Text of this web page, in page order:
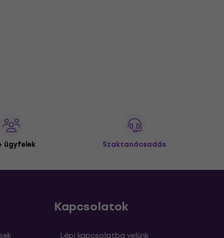
ügyfelek Szaktanácsadás
Kapcsolatok
Lépj kapcsolatba velünk